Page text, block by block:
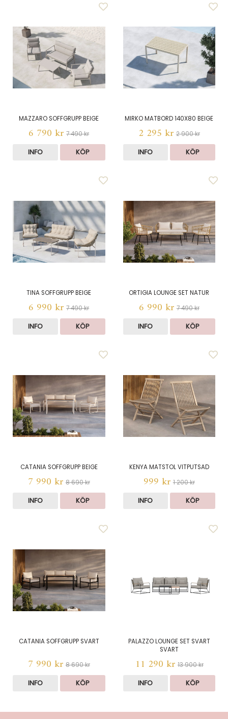
MAZZARO SOFFGRUPP BEIGE
6 790 kr 7 490 kr
INFO KÖP
MIRKO MATBORD 140X80 BEIGE
2 295 kr 2 900 kr
INFO KÖP
TINA SOFFGRUPP BEIGE
6 990 kr 7 490 kr
INFO KÖP
ORTIGIA LOUNGE SET NATUR
6 990 kr 7 490 kr
INFO KÖP
CATANIA SOFFGRUPP BEIGE
7 990 kr 8 690 kr
INFO KÖP
KENYA MATSTOL VITPUTSAD
999 kr 1 200 kr
INFO KÖP
CATANIA SOFFGRUPP SVART
7 990 kr 8 690 kr
INFO KÖP
PALAZZO LOUNGE SET SVART
SVART
11 290 kr 13 900 kr
INFO KÖP